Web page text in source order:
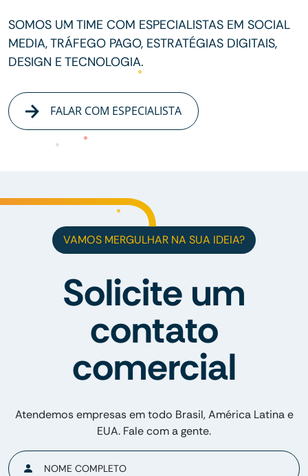
SOMOS UM TIME COM ESPECIALISTAS EM SOCIAL
MEDIA, TRÁFEGO PAGO, ESTRATÉGIAS DIGITAIS,
DESIGN E TECNOLOGIA.
FALAR COM ESPECIALISTA
VAMOS MERGULHAR NA SUA IDEIA?
Solicite um
contato
comercial
Atendemos empresas em todo Brasil, América Latina e
EUA. Fale com a gente.
NOME COMPLETO